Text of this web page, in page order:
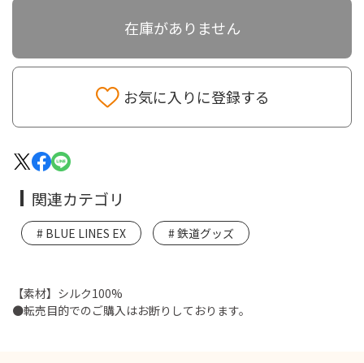
お気に入りに登録する
在庫がありません
【素材】シルク100%
●転売目的でのご購入はお断りしております。
関連カテゴリ
BLUE LINES EX 鉄道グッズ